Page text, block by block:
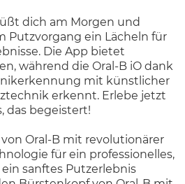
dich am Morgen und
Putzvorgang ein Lächeln für
Die App bietet
während die Oral-B iO dank
mit künstlicher
erkennt. Erlebe jetzt
das begeistert!
Oral-B mit revolutionärer
für ein professionelles,
sanftes Putzerlebnis